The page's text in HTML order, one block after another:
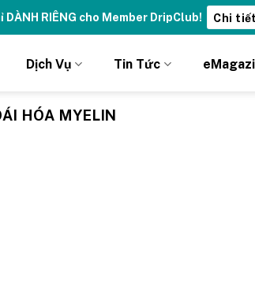
RIÊNG cho Member DripClub! Chi
Dịch Vụ Tin Tức
HÓA MYELIN